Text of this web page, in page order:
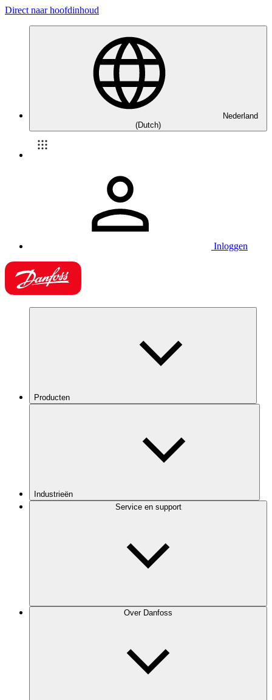
Direct naar hoofdinhoud
Nederland
(Dutch)
Inloggen
Producten
Industrieën
Service en support
Over Danfoss